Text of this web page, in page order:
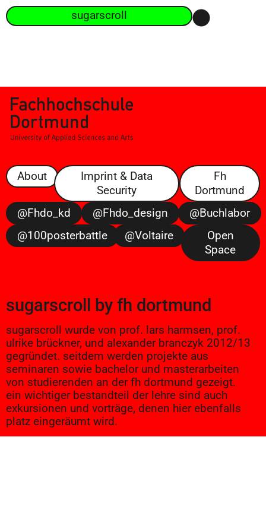
sugarscroll
About
Imprint & Data
Security
Fh
Dortmund
@fhdo_kd
@fhdo_design
@buchlabor
@100posterbattle
@voltaire
Open
Space
sugarscroll by fh dortmund
sugarscroll wurde von prof. lars harmsen, prof.
ulrike brückner, und alexander branczyk 2012/13
gegründet. seitdem werden projekte aus
seminaren sowie bachelor und masterarbeiten
von studierenden an der fh dortmund gezeigt.
ein wichtiger bestandteil der lehre sind auch
exkursionen und vorträge, denen hier ebenfalls
platz eingeräumt wird.